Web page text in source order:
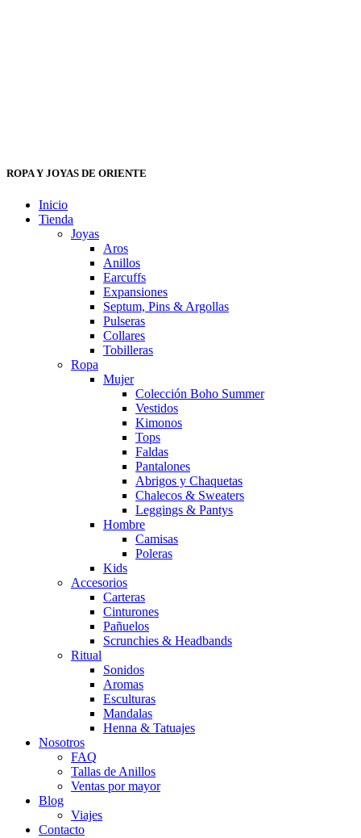
ROPA Y JOYAS DE ORIENTE
Inicio
Tienda
Joyas
Aros
Anillos
Earcuffs
Expansiones
Septum, Pins & Argollas
Pulseras
Collares
Tobilleras
Ropa
Mujer
Colección Boho Summer
Vestidos
Kimonos
Tops
Faldas
Pantalones
Abrigos y Chaquetas
Chalecos & Sweaters
Leggings & Pantys
Hombre
Camisas
Poleras
Kids
Accesorios
Carteras
Cinturones
Pañuelos
Scrunchies & Headbands
Ritual
Sonidos
Aromas
Esculturas
Mandalas
Henna & Tatuajes
Nosotros
FAQ
Tallas de Anillos
Ventas por mayor
Blog
Viajes
Contacto